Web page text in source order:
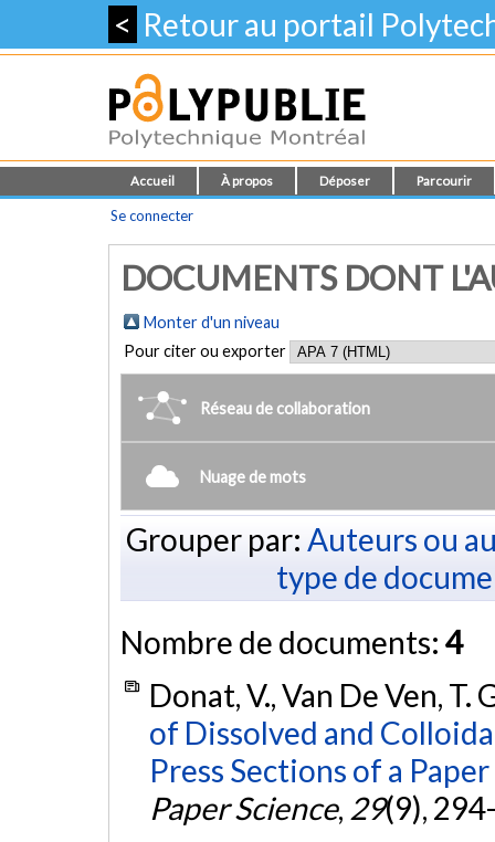
< Retour au portail
Accueil À propos Déposer Parcourir
Se connecter
DOCUMENTS DONT
Monter d'un niveau
Pour citer ou exporter
Réseau de collaboration
Nuage de mots
Grouper par: Auteurs ou
type de
Nombre de documents: 4
Donat, V., Van De Ven, T.
of Dissolved and
Press Sections of a
Paper Science, 29(9),